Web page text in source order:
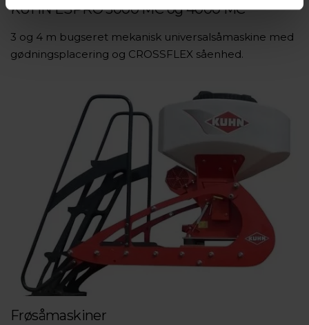
KUHN ESPRO 3000 MC og 4000 MC
3 og 4 m bugseret mekanisk universalsåmaskine med
gødningsplacering og CROSSFLEX såenhed.
Frøsåmaskiner